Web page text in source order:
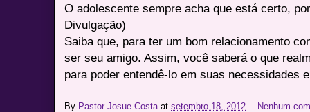
O adolescente sempre acha que está certo,
Divulgação)
Saiba que, para ter um bom relacionamento
ser seu amigo. Assim, você saberá o que
para poder entendê-lo em suas necessidades
By Pastor Josue Costa atsetembro 18, 2012 Nenhum